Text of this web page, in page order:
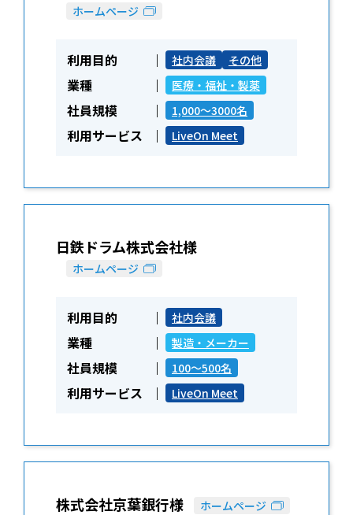
ホームページ
利用目的 社内会議 その他
業種 医療・福祉・製薬
社員規模 1,000～3000名
利用サービス LiveOn Meet
日鉄ドラム株式会社様
ホームページ
利用目的 社内会議
業種 製造・メーカー
社員規模 100～500名
利用サービス LiveOn Meet
株式会社京葉銀行様 ホームページ